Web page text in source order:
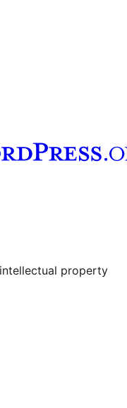
account
property